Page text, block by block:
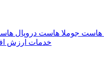
هاست جوملا هاست دروپال
خدمات ارزش